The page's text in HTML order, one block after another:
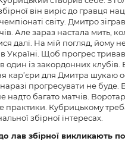
він виріс до гравця
світу. Дмитро
Але зараз настала мить,
далі. На мій погляд, йому
Україні. Щоб прогрес
один із закордонних клубів.
кар’єри для Дмитра шукаю
прогресувати не
надто багато матчів.
практики. Кубрицькому
збірної інтересах.
лав збірної викликають